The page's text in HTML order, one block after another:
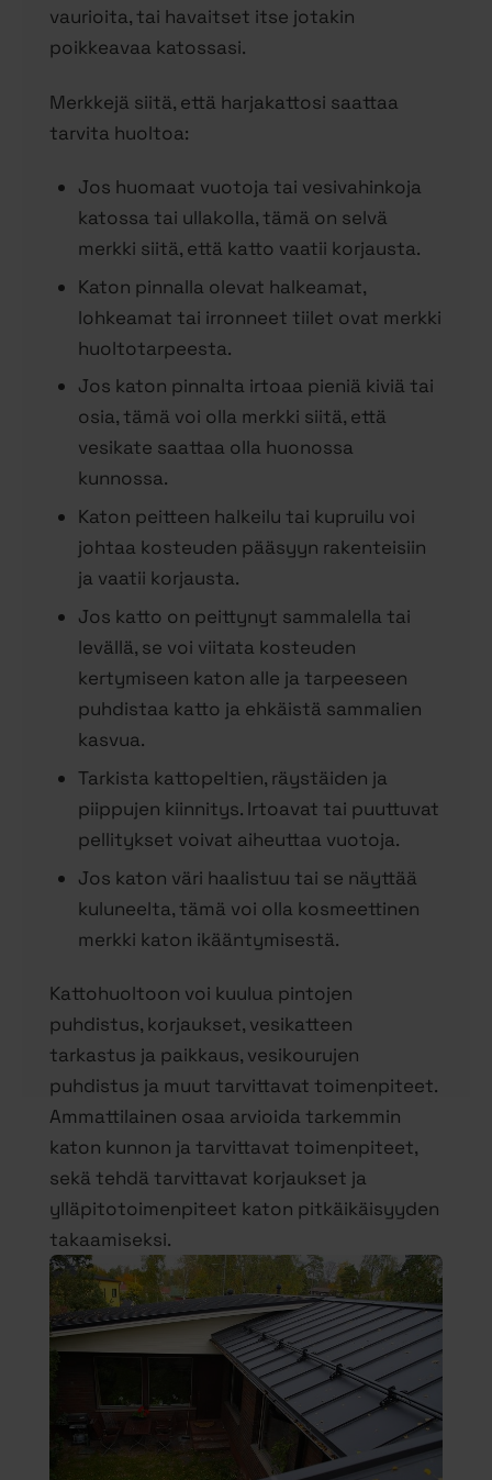
vaurioita, tai havaitset itse jotakin
poikkeavaa katossasi.
Merkkejä siitä, että harjakattosi saattaa
tarvita huoltoa:
Jos huomaat vuotoja tai vesivahinkoja
katossa tai ullakolla, tämä on selvä
merkki siitä, että katto vaatii korjausta.
Katon pinnalla olevat halkeamat,
lohkeamat tai irronneet tiilet ovat merkki
huoltotarpeesta.
Jos katon pinnalta irtoaa pieniä kiviä tai
osia, tämä voi olla merkki siitä, että
vesikate saattaa olla huonossa
kunnossa.
Katon peitteen halkeilu tai kupruilu voi
johtaa kosteuden pääsyyn rakenteisiin
ja vaatii korjausta.
Jos katto on peittynyt sammalella tai
levällä, se voi viitata kosteuden
kertymiseen katon alle ja tarpeeseen
puhdistaa katto ja ehkäistä sammalien
kasvua.
Tarkista kattopeltien, räystäiden ja
piippujen kiinnitys. Irtoavat tai puuttuvat
pellitykset voivat aiheuttaa vuotoja.
Jos katon väri haalistuu tai se näyttää
kuluneelta, tämä voi olla kosmeettinen
merkki katon ikääntymisestä.
Kattohuoltoon voi kuulua pintojen
puhdistus, korjaukset, vesikatteen
tarkastus ja paikkaus, vesikourujen
puhdistus ja muut tarvittavat toimenpiteet.
Ammattilainen osaa arvioida tarkemmin
katon kunnon ja tarvittavat toimenpiteet,
sekä tehdä tarvittavat korjaukset ja
ylläpitotoimenpiteet katon pitkäikäisyyden
takaamiseksi.